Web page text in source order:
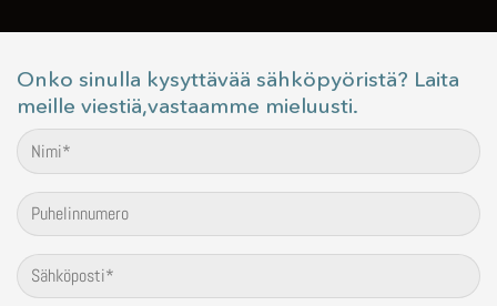
Onko sinulla kysyttävää sähköpyöristä? Laita
meille viestiä,vastaamme mieluusti.